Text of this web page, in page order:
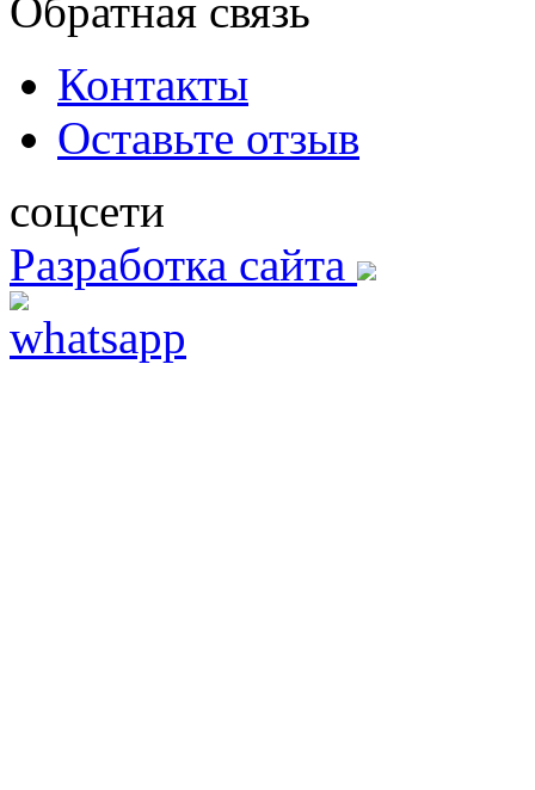
Обратная связь
Контакты
Оставьте отзыв
соцсети
Разработка сайта